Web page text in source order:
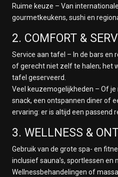
Ruime keuze – Van
gourmetkeukens, sushi en
2. COMFORT &
Service aan tafel – In de bars en
of gerecht niet zelf te halen; het
tafel geserveerd.
Veel keuzemogelijkheden – Of je
snack, een ontspannen diner of
ervaring: er is altijd een passend
3. WELLNESS &
Gebruik van de grote spa- en
inclusief sauna’s, sportlessen
Wellnessbehandelingen of